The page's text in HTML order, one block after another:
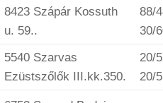
8423 Szápár Kossuth
u. 59..
88/
30/
5540 Szarvas
Ezüstszőlők III.kk.350.
20/
20/